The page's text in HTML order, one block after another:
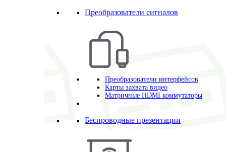
Преобразователи сигналов
Преобразователи интерфейсов
Карты захвата видео
Матричные HDMI коммутаторы
Беспроводные презентации